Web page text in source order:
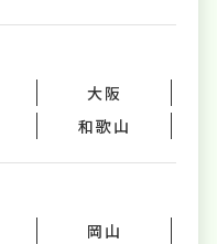
大阪
和歌山
岡山